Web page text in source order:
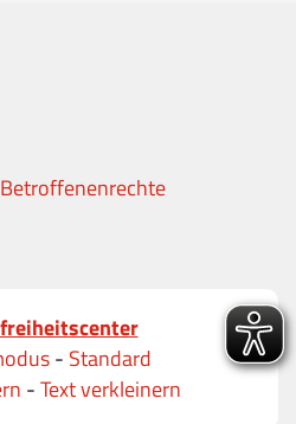
- Standard
-Text verkleinern